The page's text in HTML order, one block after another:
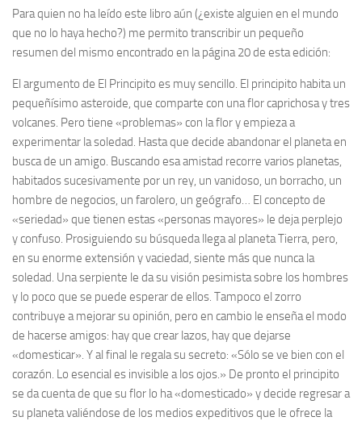
Para quien no ha leído este libro aún (¿existe alguien en el mundo
que no lo haya hecho?) me permito transcribir un pequeño
resumen del mismo encontrado en la página 20 de esta edición:
El argumento de El Principito es muy sencillo. El principito habita un
pequeñísimo asteroide, que comparte con una flor caprichosa y tres
volcanes. Pero tiene «problemas» con la flor y empieza a
experimentar la soledad. Hasta que decide abandonar el planeta en
busca de un amigo. Buscando esa amistad recorre varios planetas,
habitados sucesivamente por un rey, un vanidoso, un borracho, un
hombre de negocios, un farolero, un geógrafo… El concepto de
«seriedad» que tienen estas «personas mayores» le deja perplejo
y confuso. Prosiguiendo su búsqueda llega al planeta Tierra, pero,
en su enorme extensión y vaciedad, siente más que nunca la
soledad. Una serpiente le da su visión pesimista sobre los hombres
y lo poco que se puede esperar de ellos. Tampoco el zorro
contribuye a mejorar su opinión, pero en cambio le enseña el modo
de hacerse amigos: hay que crear lazos, hay que dejarse
«domesticar». Y al final le regala su secreto: «Sólo se ve bien con el
corazón. Lo esencial es invisible a los ojos.» De pronto el principito
se da cuenta de que su flor lo ha «domesticado» y decide regresar a
su planeta valiéndose de los medios expeditivos que le ofrece la